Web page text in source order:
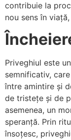
contribuie la
nou sens în
Priveghiul este
semnificativ,
între amintire și
de tristețe și de
asemenea, un
speranță. Prin
însoțesc,